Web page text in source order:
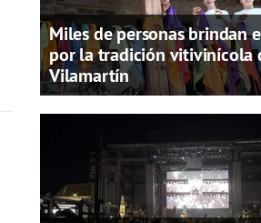
Miles de personas brindan
por la tradición vitivinícola
Vilamartín